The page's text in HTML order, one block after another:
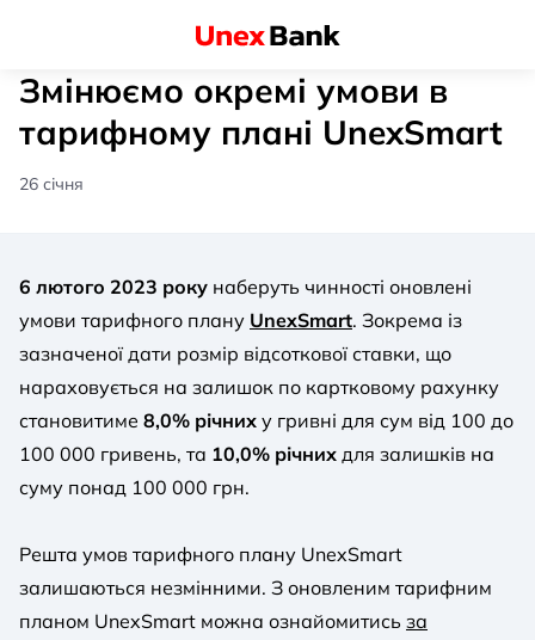
Змінюємо окремі умови в
тарифному плані UnexSmart
26 січня
6 лютого 2023 року наберуть чинності оновлені
умови тарифного плану UnexSmart. Зокрема із
зазначеної дати розмір відсоткової ставки, що
нараховується на залишок по картковому рахунку
становитиме 8,0% річних у гривні для сум від 100 до
100 000 гривень, та 10,0% річних для залишків на
суму понад 100 000 грн.
Решта умов тарифного плану UnexSmart
залишаються незмінними. З оновленим тарифним
планом UnexSmart можна ознайомитись за